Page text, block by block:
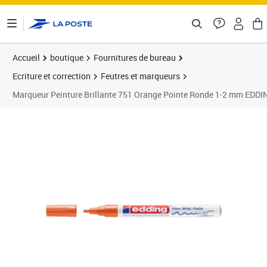
Accueil boutique
Fournitures de bureau
Ecriture et correction
Feutres et marqueurs
Marqueur Peinture Brillante 751 Orange Pointe Ronde 1-2 mm